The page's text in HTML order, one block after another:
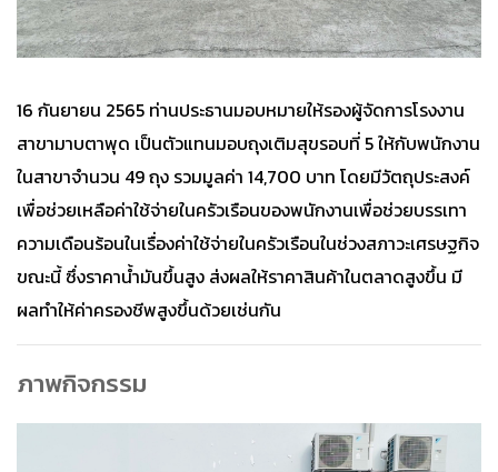
16 กันยายน 2565 ท่านประธานมอบหมายให้รองผู้จัดการโรงงาน
สาขามาบตาพุด เป็นตัวแทนมอบถุงเติมสุขรอบที่ 5 ให้กับพนักงาน
ในสาขาจำนวน 49 ถุง รวมมูลค่า 14,700 บาท โดยมีวัตถุประสงค์
เพื่อช่วยเหลือค่าใช้จ่ายในครัวเรือนของพนักงานเพื่อช่วยบรรเทา
ความเดือนร้อนในเรื่องค่าใช้จ่ายในครัวเรือนในช่วงสภาวะเศรษฐกิจ
ขณะนี้ ซึ่งราคาน้ำมันขึ้นสูง ส่งผลให้ราคาสินค้าในตลาดสูงขึ้น มี
ผลทำให้ค่าครองชีพสูงขึ้นด้วยเช่นกัน
ภาพกิจกรรม